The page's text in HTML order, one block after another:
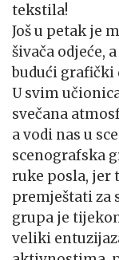
tekstila!
Još u petak je
šivača odjeće,
budući
U svim
svečana
a vodi nas u
scenografska
ruke posla, jer
premještati za
grupa je
veliki